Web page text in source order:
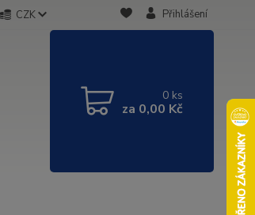
CZK Přihlášení
0 ks
za 0,00 Kč